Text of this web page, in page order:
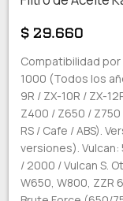
$29.660
Compatibilidad
1000 (Todos los
9R / ZX-10R / ZX-
Z400 / Z650 /
RS / Cafe / ABS).
versiones). Vulcan:
/ 2000 / Vulcan S.
W650, W800, ZZR